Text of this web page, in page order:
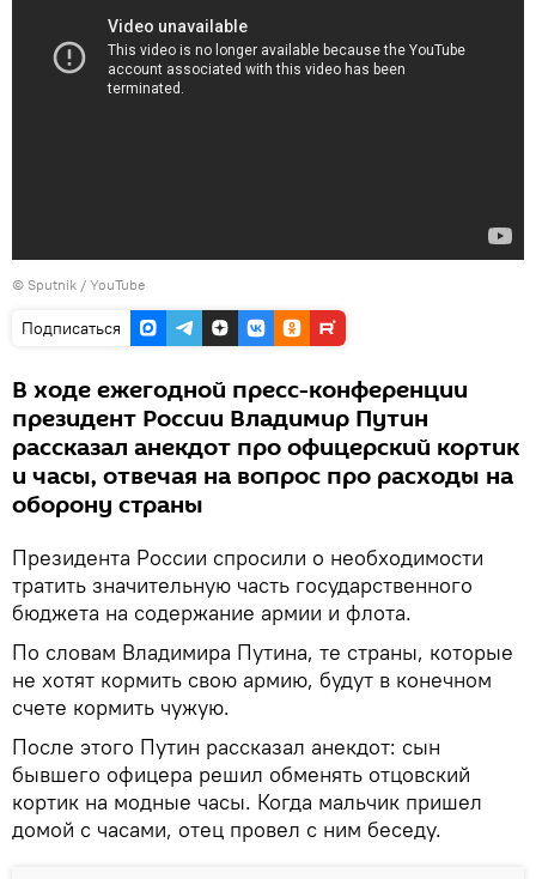
© Sputnik / YouTube
Подписаться
В ходе ежегодной пресс-конференции
президент России Владимир Путин
рассказал анекдот про офицерский кортик
и часы, отвечая на вопрос про расходы на
оборону страны
Президента России спросили о необходимости
тратить значительную часть государственного
бюджета на содержание армии и флота.
По словам Владимира Путина, те страны, которые
не хотят кормить свою армию, будут в конечном
счете кормить чужую.
После этого Путин рассказал анекдот: сын
бывшего офицера решил обменять отцовский
кортик на модные часы. Когда мальчик пришел
домой с часами, отец провел с ним беседу.